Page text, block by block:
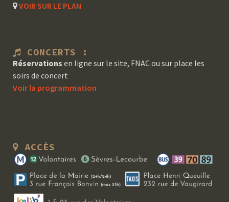
VOIR SUR LE PLAN
CONCERTS :
Réservations en ligne sur le site, FNAC ou sur place les
soirs de concert
Voir la programmation
ACCÈS